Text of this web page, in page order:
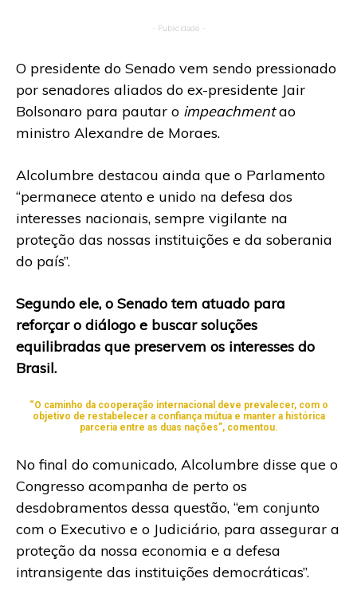
- Publicidade -
O presidente do Senado vem sendo pressionado
por senadores aliados do ex-presidente Jair
Bolsonaro para pautar o impeachmentao
ministro Alexandre de Moraes.
Alcolumbre destacou ainda que o Parlamento
“permanece atento e unido na defesa dos
interesses nacionais, sempre vigilante na
proteção das nossas instituições e da soberania
do país”.
Segundo ele, o Senado tem atuado para
reforçar o diálogo e buscar soluções
equilibradas que preservem os interesses do
Brasil.
“O caminho da cooperação internacional deve prevalecer, com o
objetivo de restabelecer a confiança mútua e manter a histórica
parceria entre as duas nações”, comentou.
No final do comunicado, Alcolumbre disse que o
Congresso acompanha de perto os
desdobramentos dessa questão, “em conjunto
com o Executivo e o Judiciário, para assegurar a
proteção da nossa economia e a defesa
intransigente das instituições democráticas”.